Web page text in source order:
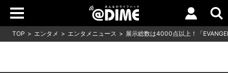
TOP エンタメ エンタメニュース 展示総数は4000点以上！「